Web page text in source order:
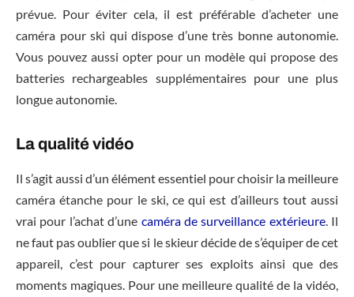
prévue. Pour éviter cela, il est préférable d’acheter une
caméra pour ski qui dispose d’une très bonne autonomie.
Vous pouvez aussi opter pour un modèle qui propose des
batteries rechargeables supplémentaires pour une plus
longue autonomie.
La qualité vidéo
Il s’agit aussi d’un élément essentiel pour choisir la meilleure
caméra étanche pour le ski, ce qui est d’ailleurs tout aussi
vrai pour l’achat d’une caméra de surveillance extérieure. Il
ne faut pas oublier que si le skieur décide de s’équiper de cet
appareil, c’est pour capturer ses exploits ainsi que des
moments magiques. Pour une meilleure qualité de la vidéo,